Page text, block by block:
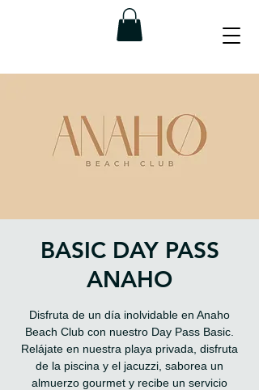
BASIC DAY PASS
ANAHO
Disfruta de un día inolvidable en Anaho
Beach Club con nuestro Day Pass Basic.
Relájate en nuestra playa privada, disfruta
de la piscina y el jacuzzi, saborea un
almuerzo gourmet y recibe un servicio